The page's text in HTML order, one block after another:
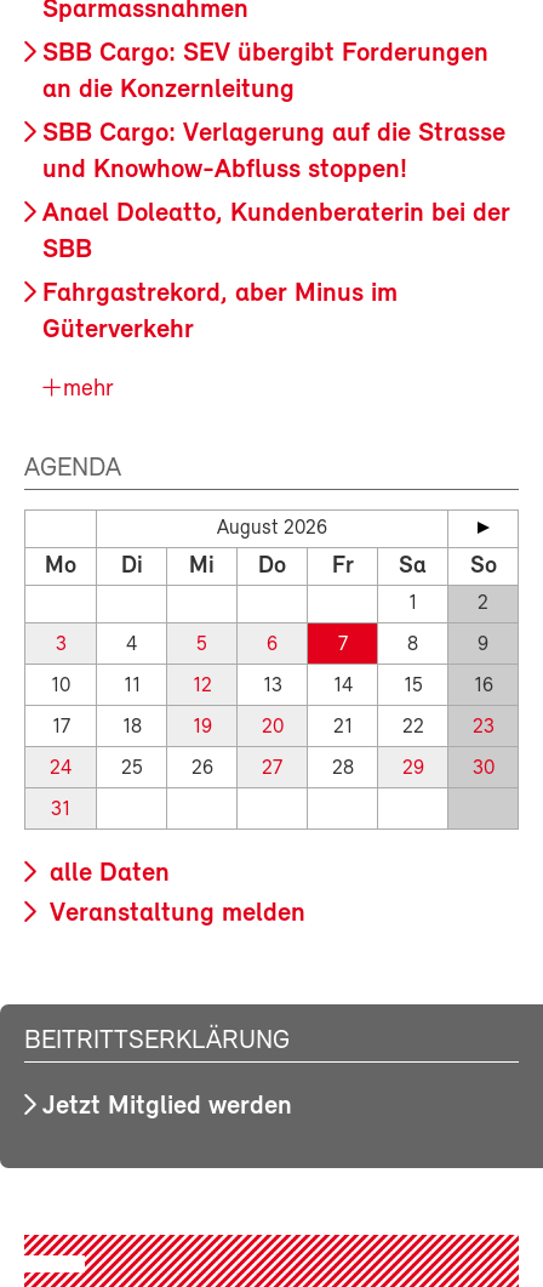
Sparmassnahmen
SBB Cargo: SEV übergibt Forderungen
an die Konzernleitung
SBB Cargo: Verlagerung auf die Strasse
und Knowhow-Abfluss stoppen!
Anael Doleatto, Kundenberaterin bei der
SBB
Fahrgastrekord, aber Minus im
Güterverkehr
mehr
AGENDA
August 2026
Mo Di Mi Do Fr Sa So
1
2
3
4 5 6 7 8
9
10
11 12 13 14 15
16
17
18 19 20 21 22
23
24
25 26 27 28 29
30
31
alle Daten
Veranstaltung melden
BEITRITTSERKLÄRUNG
Jetzt Mitglied werden